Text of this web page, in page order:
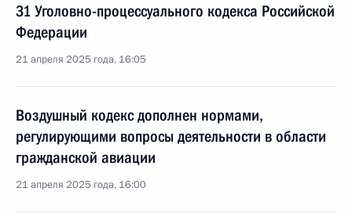
31 Уголовно-процессуального кодекса Российской
Федерации
21 апреля 2025 года, 16:05
Воздушный кодекс дополнен нормами,
регулирующими вопросы деятельности в области
гражданской авиации
21 апреля 2025 года, 16:00